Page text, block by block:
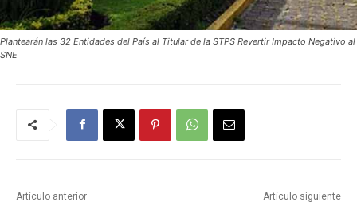
Plantearán las 32 Entidades del País al Titular de la STPS Revertir Impacto Negativo al
SNE
Artículo anterior Artículo siguiente